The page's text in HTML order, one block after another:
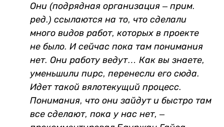
Они (подрядная организация – прим.
ред.) ссылаются на то, что сделали
много видов работ, которых в проекте
не было. И сейчас пока там понимания
нет. Они работу ведут… Как вы знаете,
уменьшили пирс, перенесли его сюда.
Идет такой вялотекущий процесс.
Понимания, что они зайдут и быстро там
все сделают, пока у нас нет, –